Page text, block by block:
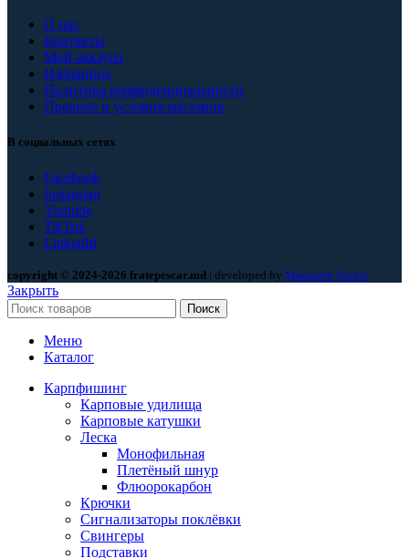
О нас
Контакты
Мой аккаунт
Избранное
Политика конфиденциальности
Правила и условия магазина
В социальных сетях
Facebook
Instagram
Youtube
TikTok
LinkedId
copyright © 2024-2026 fratepescar.md | developed by Mandarin Studio.
Закрыть
Поиск
Меню
Каталог
Карпфишинг
Карповые удилища
Карповые катушки
Леска
Монофильная
Плетёный шнур
Флюорокарбон
Крючки
Сигнализаторы поклёвки
Свингеры
Подставки